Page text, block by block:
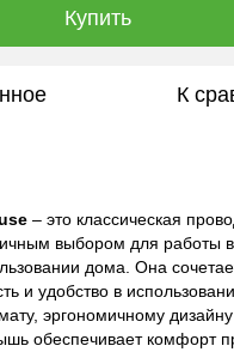
Купить
К
– это классическая
выбором для работы
дома. Она
и удобство в
эргономичному
обеспечивает комфорт